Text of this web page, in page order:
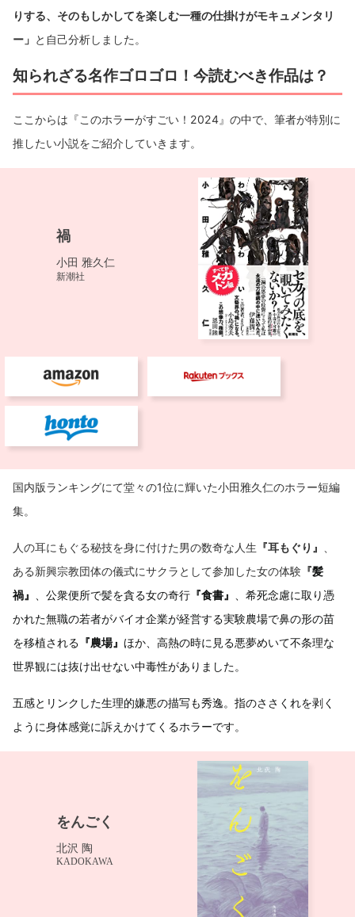
りする、そのもしかしてを楽しむ一種の仕掛けがモキュメンタリ
ー」 と自己分析しました。
知られざる名作ゴロゴロ！今読むべき作品は？
ここからは『このホラーがすごい！2024』の中で、筆者が特別に
推したい小説をご紹介していきます。
国内版ランキングにて堂々の1位に輝いた小田雅久仁のホラー短編
集。
人の耳にもぐる秘技を身に付けた男の数奇な人生 『耳もぐり』
ある新興宗教団体の儀式にサクラとして参加した女の体験 『髪
禍』
、公衆便所で髪を貪る女の奇行 『食書』
、希死念慮に取り憑
かれた無職の若者がバイオ企業が経営する実験農場で鼻の形の苗
を移植される 『農場』 ほか、高熱の時に見る悪夢めいて不条理な
世界観には抜け出せない中毒性がありました。
五感とリンクした生理的嫌悪の描写も秀逸。指のささくれを剥く
ように身体感覚に訴えかけてくるホラーです。